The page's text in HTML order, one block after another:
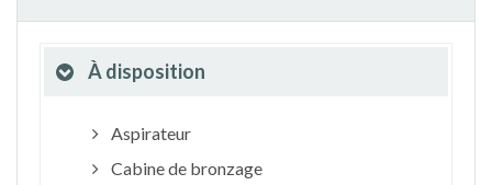
À disposition
Aspirateur
Cabine de bronzage